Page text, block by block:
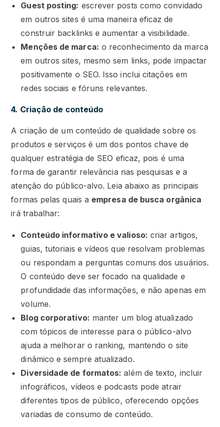
Guest posting: escrever posts como convidado
em outros sites é uma maneira eficaz de
construir backlinks e aumentar a visibilidade.
Menções de marca: o reconhecimento da marca
em outros sites, mesmo sem links, pode impactar
positivamente o SEO. Isso inclui citações em
redes sociais e fóruns relevantes.
4. Criação de conteúdo
A criação de um conteúdo de qualidade sobre os
produtos e serviços é um dos pontos chave de
qualquer estratégia de SEO eficaz, pois é uma
forma de garantir relevância nas pesquisas e a
atenção do público-alvo. Leia abaixo as principais
formas pelas quais a empresa de busca orgânica
irá trabalhar:
Conteúdo informativo e valioso: criar artigos,
guias, tutoriais e vídeos que resolvam problemas
ou respondam a perguntas comuns dos usuários.
O conteúdo deve ser focado na qualidade e
profundidade das informações, e não apenas em
volume.
Blog corporativo: manter um blog atualizado
com tópicos de interesse para o público-alvo
ajuda a melhorar o ranking, mantendo o site
dinâmico e sempre atualizado.
Diversidade de formatos: além de texto, incluir
infográficos, vídeos e podcasts pode atrair
diferentes tipos de público, oferecendo opções
variadas de consumo de conteúdo.